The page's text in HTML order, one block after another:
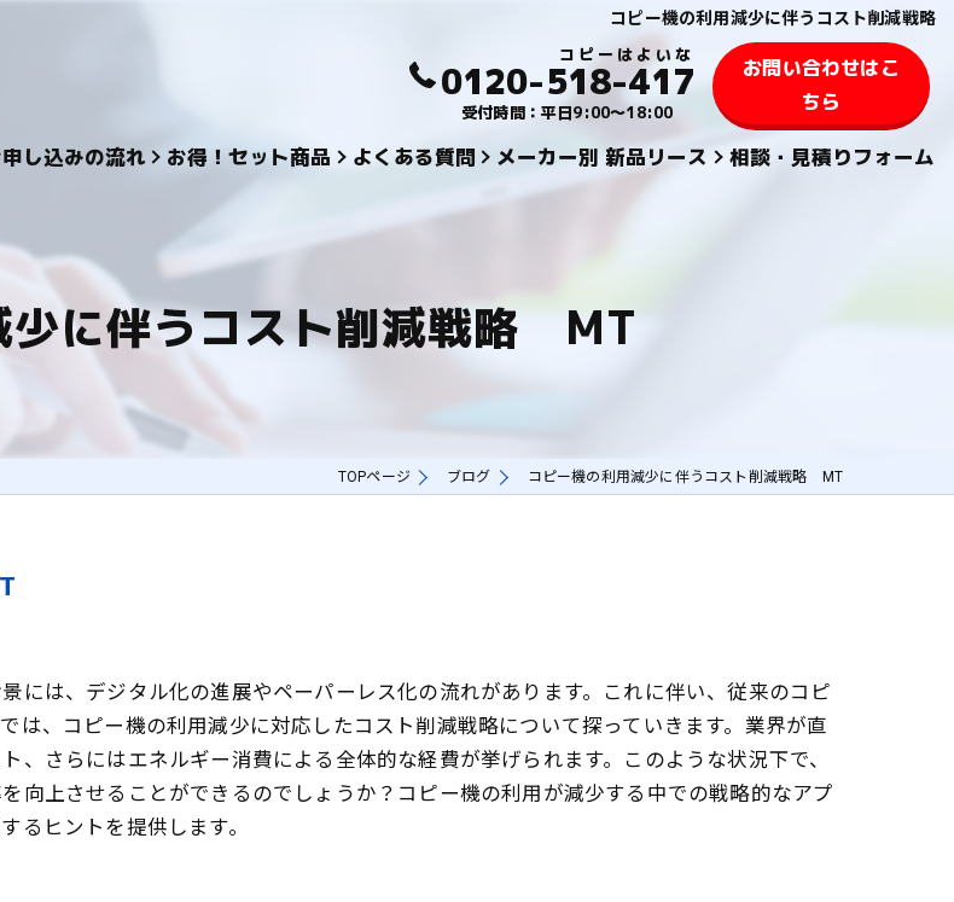
コピー機の利用減少に伴うコスト削減戦略
0120-518-417
受付時間：平日9:00～18:00
お問い合わせはこ
ちら
し込みの流れ お得！セット商品 よくある質問 メーカー別 新品リース
SHARPシャープ
相談・見積りフォーム
少に伴うコスト削減戦略 MT
TOPページ ブログ コピー機の利用減少に伴うコスト削減戦略 MT
には、デジタル化の進展やペーパーレス化の流れがあります。これに伴い、従来のコピ
は、コピー機の利用減少に対応したコスト削減戦略について探っていきます。業界が直
、さらにはエネルギー消費による全体的な経費が挙げられます。このような状況下で、
向上させることができるのでしょうか？コピー機の利用が減少する中での戦略的なアプ
るヒントを提供します。